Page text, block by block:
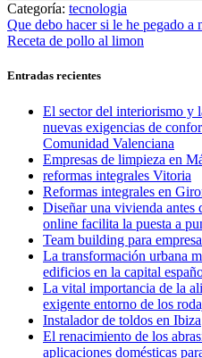
Categoría: tecnologia
Navegación
de
entradas
Entrada
anterior:
Que debo hacer si le he pegado a
Entrada
Receta de pollo al limon
Entradas recientes
El sector del interiorismo y
nuevas exigencias de
Comunidad Valenciana
Empresas de limpieza en
reformas integrales Vitoria
Reformas integrales en
Diseñar una vivienda antes
online facilita la puesta a
Team building para
La transformación urbana
edificios en la capital
La vital importancia de la
exigente entorno de los
Instalador de toldos en Ibiza
El renacimiento de los
aplicaciones domésticas